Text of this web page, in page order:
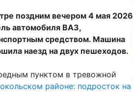
поздним вечером 4 мая 2026
автомобиля ВАЗ,
средством. Машина
наезд на двух пешеходов.
пунктом в тревожной
районе: подросток на